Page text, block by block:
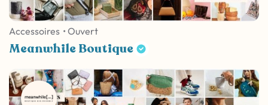
Accessoires • Ouvert
Meanwhile Boutique